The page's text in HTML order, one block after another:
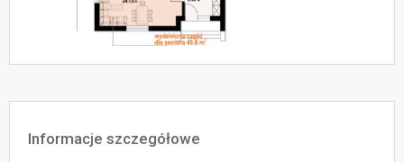
Informacje szczegółowe